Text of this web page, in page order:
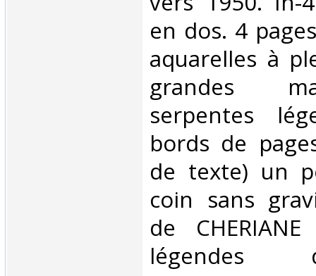
en dos. 4
aquarelles à
grandes
serpentes
bords de
de texte) un
coin sans
de
légendes